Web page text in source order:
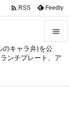
のキャラ弁)を公
ンチプレート、ア


メニュ
サイド
 RSS Feedly